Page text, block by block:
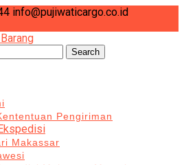
info@pujiwaticargo.co.id
Search
Pengiriman
Makassar